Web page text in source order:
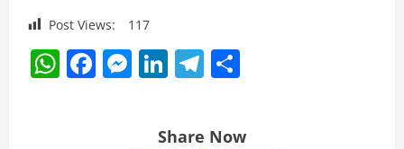
Post Views: 117
WhatsApp
Facebook
Messenger
LinkedIn
Telegram
Share Now